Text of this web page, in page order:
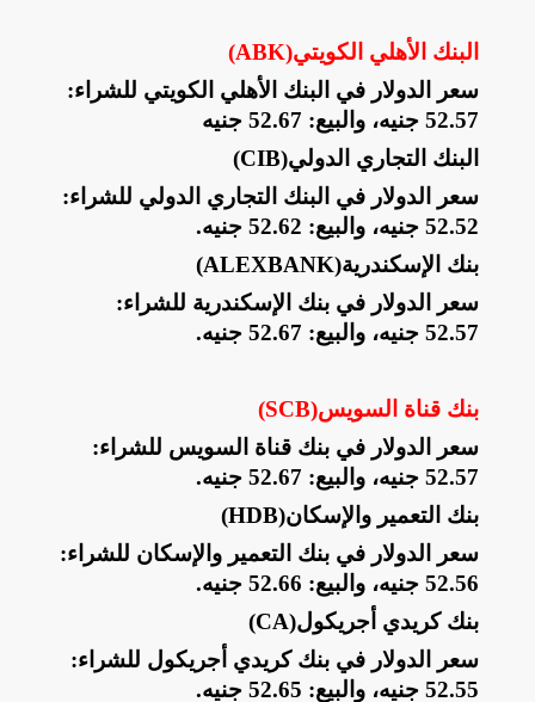
البنك الأهلي الكويتي(ABK)
سعر الدولار في البنك الأهلي الكويتي للشراء:
52.57 جنيه، والبيع: 52.67 جنيه
البنك التجاري الدولي(CIB)
سعر الدولار في البنك التجاري الدولي للشراء:
52.52 جنيه، والبيع: 52.62 جنيه
.
بنك الإسكندرية(ALEXBANK)
سعر الدولار في بنك الإسكندرية للشراء:
52.57 جنيه، والبيع: 52.67 جنيه
.
بنك قناة السويس(SCB)
سعر الدولار في بنك قناة السويس للشراء:
52.57 جنيه، والبيع: 52.67 جنيه
.
بنك التعمير والإسكان(HDB)
سعر الدولار في بنك التعمير والإسكان للشراء:
52.56 جنيه، والبيع: 52.66 جنيه
.
بنك كريدي أجريكول(CA)
سعر الدولار في بنك كريدي أجريكول للشراء:
52.55 جنيه، والبيع: 52.65 جنيه
.